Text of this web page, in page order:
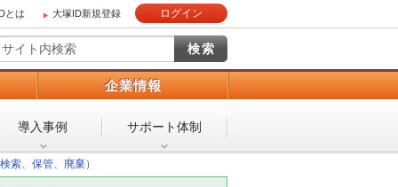
とは 大塚ID新規登録 ログイン
企業情報
導入事例 サポート体制
索、保管、廃棄）